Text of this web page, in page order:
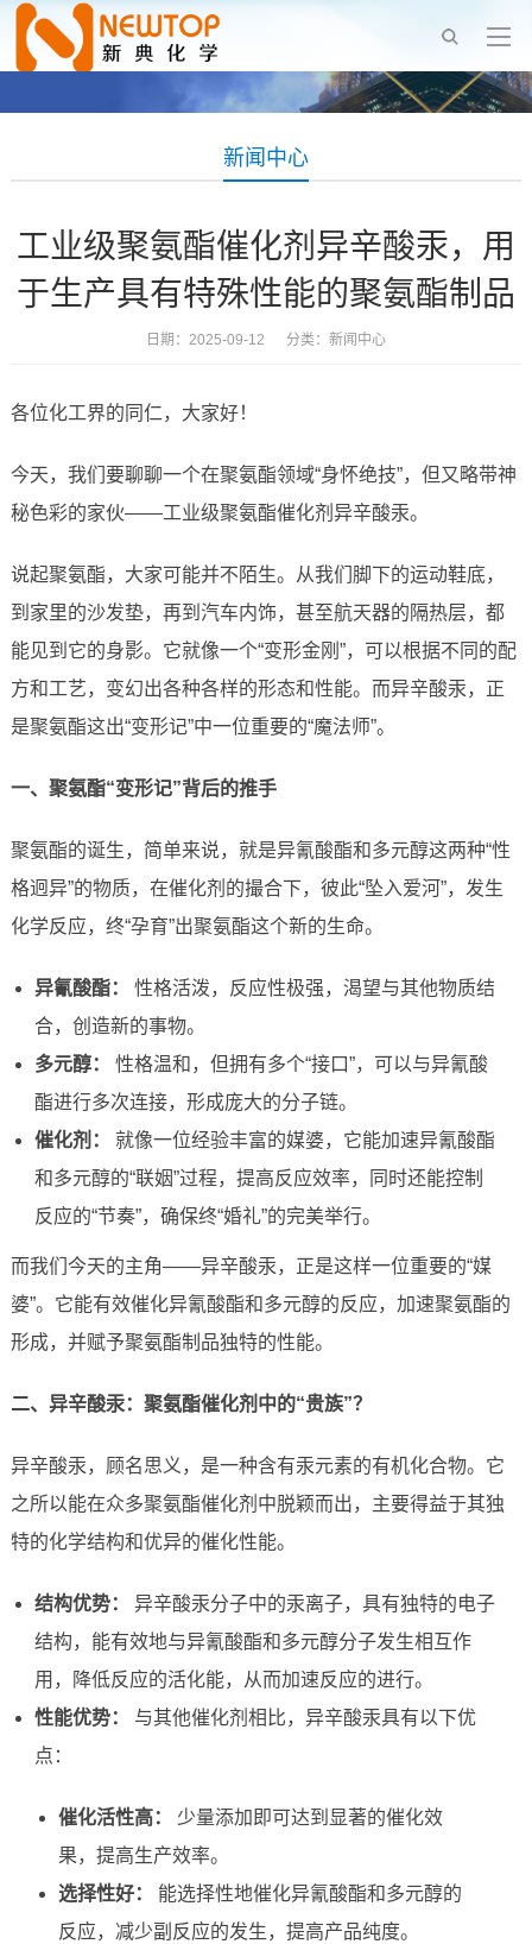
新闻中心
工业级聚氨酯催化剂异辛酸汞，用
于生产具有特殊性能的聚氨酯制品
日期：2025-09-12 分类： 新闻中心
各位化工界的同仁，大家好！
今天，我们要聊聊一个在聚氨酯领域“身怀绝技”，但又略带神
秘色彩的家伙——工业级聚氨酯催化剂异辛酸汞。
说起聚氨酯，大家可能并不陌生。从我们脚下的运动鞋底，
到家里的沙发垫，再到汽车内饰，甚至航天器的隔热层，都
能见到它的身影。它就像一个“变形金刚”，可以根据不同的配
方和工艺，变幻出各种各样的形态和性能。而异辛酸汞，正
是聚氨酯这出“变形记”中一位重要的“魔法师”。
一、聚氨酯“变形记”背后的推手
聚氨酯的诞生，简单来说，就是异氰酸酯和多元醇这两种“性
格迥异”的物质，在催化剂的撮合下，彼此“坠入爱河”，发生
化学反应，终“孕育”出聚氨酯这个新的生命。
异氰酸酯：
性格活泼，反应性极强，渴望与其他物质结
合，创造新的事物。
多元醇：
性格温和，但拥有多个“接口”，可以与异氰酸
酯进行多次连接，形成庞大的分子链。
催化剂：
就像一位经验丰富的媒婆，它能加速异氰酸酯
和多元醇的“联姻”过程，提高反应效率，同时还能控制
反应的“节奏”，确保终“婚礼”的完美举行。
而我们今天的主角——异辛酸汞，正是这样一位重要的“媒
婆”。它能有效催化异氰酸酯和多元醇的反应，加速聚氨酯的
形成，并赋予聚氨酯制品独特的性能。
二、异辛酸汞：聚氨酯催化剂中的“贵族”？
异辛酸汞，顾名思义，是一种含有汞元素的有机化合物。它
之所以能在众多聚氨酯催化剂中脱颖而出，主要得益于其独
特的化学结构和优异的催化性能。
结构优势：
异辛酸汞分子中的汞离子，具有独特的电子
结构，能有效地与异氰酸酯和多元醇分子发生相互作
用，降低反应的活化能，从而加速反应的进行。
性能优势：
与其他催化剂相比，异辛酸汞具有以下优
点：
催化活性高：
少量添加即可达到显著的催化效
果，提高生产效率。
选择性好：
能选择性地催化异氰酸酯和多元醇的
反应，减少副反应的发生，提高产品纯度。